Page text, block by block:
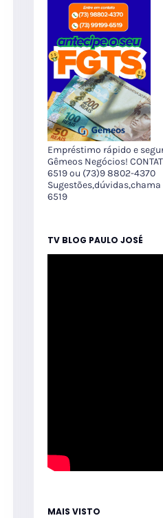
Empréstimo rápido e
Gêmeos Negócios!
6519 ou (73)9 8802-4370
Sugestões,dúvidas,chama
6519
TV BLOG PAULO JOSÉ
MAIS VISTO